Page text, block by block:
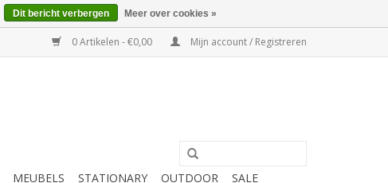
0 Artikelen - €0,00 Mijn account / Registreren
MEUBELS STATIONARY OUTDOOR
SALE
Dit bericht verbergen Meer over cookies »